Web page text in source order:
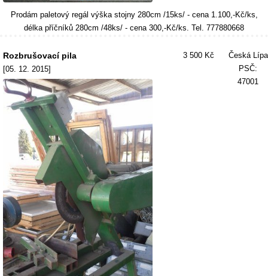
Prodám paletový regál výška stojny 280cm /15ks/ - cena 1.100,-Kč/ks,
délka příčníků 280cm /48ks/ - cena 300,-Kč/ks. Tel. 777880668
Rozbrušovací pila
[05. 12. 2015]
3 500 Kč
Česká Lípa
PSČ:
47001